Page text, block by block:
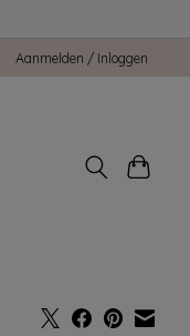
Aanmelden / Inloggen